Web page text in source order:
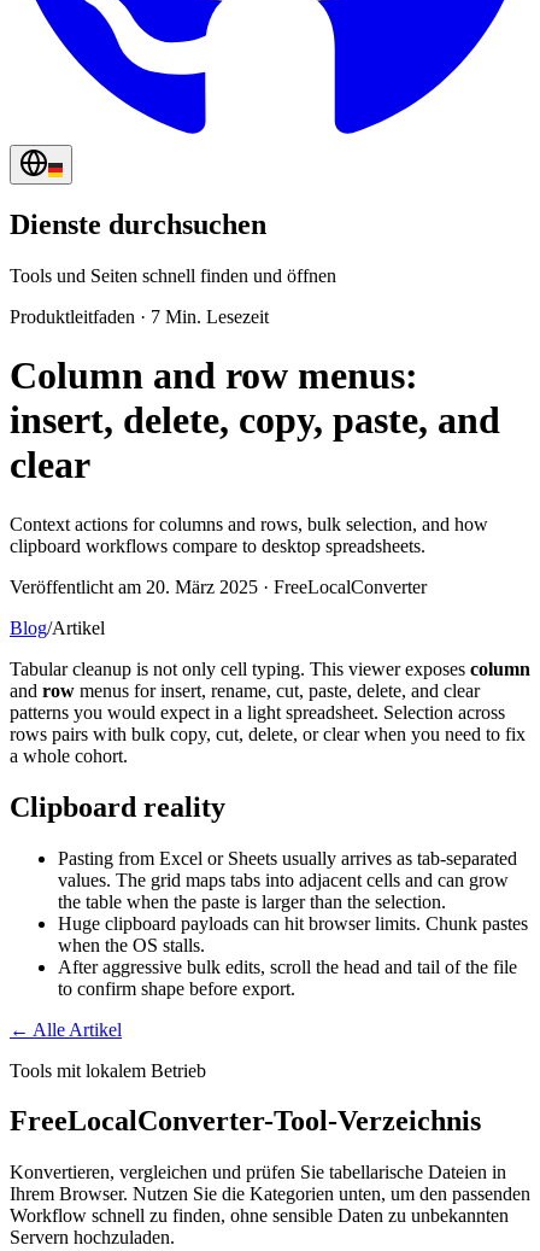
Dienste durchsuchen
Tools und Seiten schnell finden und öffnen
Produktleitfaden · 7 Min. Lesezeit
Column and row menus:
insert, delete, copy, paste, and
clear
Context actions for columns and rows, bulk selection, and how
clipboard workflows compare to desktop spreadsheets.
Veröffentlicht am 20. März 2025 · FreeLocalConverter
Blog/Artikel
Tabular cleanup is not only cell typing. This viewer exposes column
and row menus for insert, rename, cut, paste, delete, and clear
patterns you would expect in a light spreadsheet. Selection across
rows pairs with bulk copy, cut, delete, or clear when you need to fix
a whole cohort.
Clipboard reality
Pasting from Excel or Sheets usually arrives as tab-separated
values. The grid maps tabs into adjacent cells and can grow
the table when the paste is larger than the selection.
Huge clipboard payloads can hit browser limits. Chunk pastes
when the OS stalls.
After aggressive bulk edits, scroll the head and tail of the file
to confirm shape before export.
← Alle Artikel
Tools mit lokalem Betrieb
FreeLocalConverter-Tool-Verzeichnis
Konvertieren, vergleichen und prüfen Sie tabellarische Dateien in
Ihrem Browser. Nutzen Sie die Kategorien unten, um den passenden
Workflow schnell zu finden, ohne sensible Daten zu unbekannten
Servern hochzuladen.